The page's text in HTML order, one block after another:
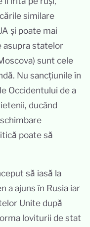
similare
și poate mai
asupra statelor
sunt cele
Nu sancțiunile în
Occidentului de a
ducând
poate să
să iasă la
a ajuns în Rusia iar
Unite după
loviturii de stat